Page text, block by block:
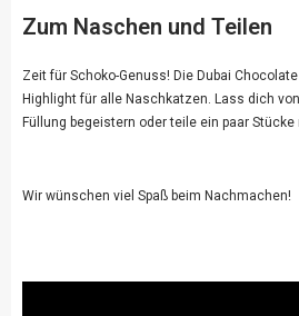
Zum Naschen und Teilen
Zeit für Schoko-Genuss! Die Dubai
Highlight für alle Naschkatzen. Lass dich
Füllung begeistern oder teile ein paar
Wir wünschen viel Spaß beim Nachmachen!